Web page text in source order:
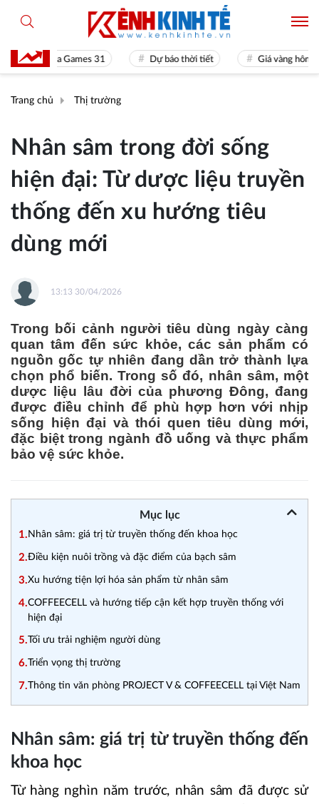
Sea Games 31 Dự báo thời tiết Giá vàng hôm nay
Trang chủ Thị trường
Nhân sâm trong đời sống
hiện đại: Từ dược liệu truyền
thống đến xu hướng tiêu
dùng mới
13:13 30/04/2026
Trong bối cảnh người tiêu dùng ngày càng
quan tâm đến sức khỏe, các sản phẩm có
nguồn gốc tự nhiên đang dần trở thành lựa
chọn phổ biến. Trong số đó, nhân sâm, một
dược liệu lâu đời của phương Đông, đang
được điều chỉnh để phù hợp hơn với nhịp
sống hiện đại và thói quen tiêu dùng mới,
đặc biệt trong ngành đồ uống và thực phẩm
bảo vệ sức khỏe.
Mục lục
1. Nhân sâm: giá trị từ truyền thống đến khoa học
2.Điều kiện nuôi trồng và đặc điểm của bạch sâm
3.Xu hướng tiện lợi hóa sản phẩm từ nhân sâm
4.COFFEECELL và hướng tiếp cận kết hợp truyền thống với
hiện đại
5.Tối ưu trải nghiệm người dùng
6.Triển vọng thị trường
7.Thông tin văn phòng PROJECT V & COFFEECELL tại Việt Nam
Nhân sâm: giá trị từ truyền thống đến
khoa học
Từ hàng nghìn năm trước, nhân sâm đã được sử